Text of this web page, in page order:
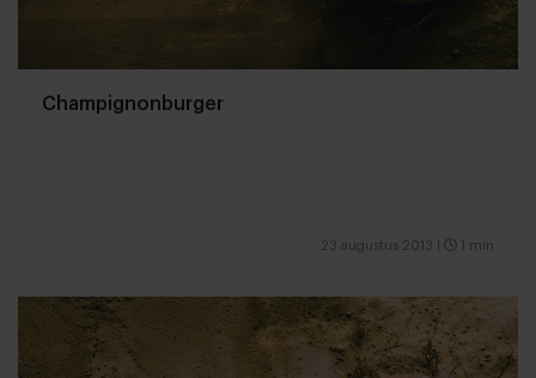
Champignonburger
23 augustus 2013 1 min